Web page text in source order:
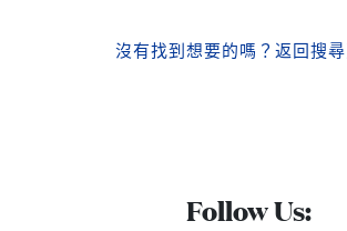
沒有找到想要的嗎？ 返回搜
Follow Us: